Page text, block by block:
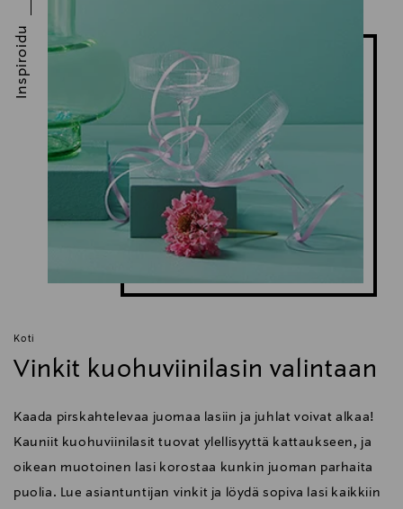
Koti
Vinkit kuohuviinilasin valintaan
Kaada pirskahtelevaa juomaa lasiin ja juhlat voivat alkaa!
Kauniit kuohuviinilasit tuovat ylellisyyttä kattaukseen, ja
oikean muotoinen lasi korostaa kunkin juoman parhaita
puolia. Lue asiantuntijan vinkit ja löydä sopiva lasi kaikkiin
Inspiroidu